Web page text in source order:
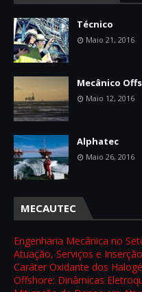
Técnico
Maio 21, 2016
Mecânico
Maio 12, 2016
Alphatec
Maio 26, 2016
MECAUTEC
Engenharia Mecânica no
Atuação, Serviços e
Caráter Oxidante dos
Offshore: Dinâmicas